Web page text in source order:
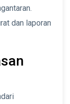
dan laporan